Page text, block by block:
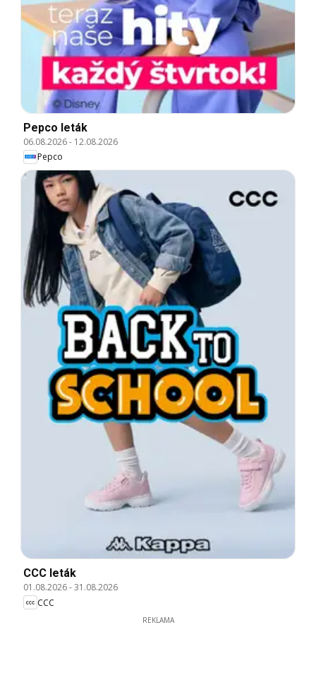
Pepco leták
06.08.2026- 12.08.2026
Pepco
CCC leták
01.08.2026-31.08.2026
CCC
REKLAMA